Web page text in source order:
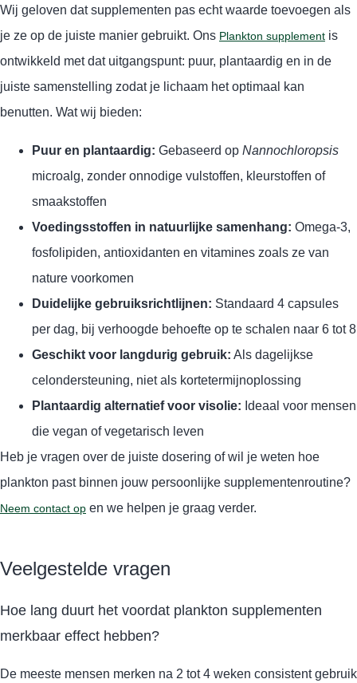
Wij geloven dat supplementen pas echt waarde toevoegen als
je ze op de juiste manier gebruikt. Ons Plankton supplement is
ontwikkeld met dat uitgangspunt: puur, plantaardig en in de
juiste samenstelling zodat je lichaam het optimaal kan
benutten. Wat wij bieden:
Puur en plantaardig: Gebaseerd op Nannochloropsis
microalg, zonder onnodige vulstoffen, kleurstoffen of
smaakstoffen
Voedingsstoffen in natuurlijke samenhang: Omega-3,
fosfolipiden, antioxidanten en vitamines zoals ze van
nature voorkomen
Duidelijke gebruiksrichtlijnen: Standaard 4 capsules
per dag, bij verhoogde behoefte op te schalen naar 6 tot 8
Geschikt voor langdurig gebruik: Als dagelijkse
celondersteuning, niet als kortetermijnoplossing
Plantaardig alternatief voor visolie: Ideaal voor mensen
die vegan of vegetarisch leven
Heb je vragen over de juiste dosering of wil je weten hoe
plankton past binnen jouw persoonlijke supplementenroutine?
Neem contact op en we helpen je graag verder.
Veelgestelde vragen
Hoe lang duurt het voordat plankton supplementen
merkbaar effect hebben?
De meeste mensen merken na 2 tot 4 weken consistent gebruik